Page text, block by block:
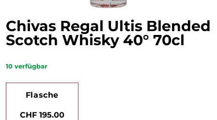
Chivas Regal Ultis Blended
Scotch Whisky 40° 70cl
10 verfügbar
Flasche
CHF 195.00